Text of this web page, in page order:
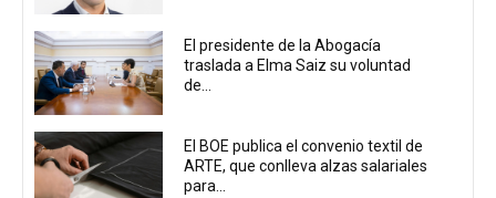
El presidente de la Abogacía
traslada a Elma Saiz su voluntad
de...
El BOE publica el convenio textil de
ARTE, que conlleva alzas salariales
para...